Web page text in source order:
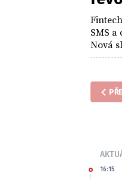
SMS
Nová
ve
16:15